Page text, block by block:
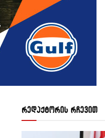
რედაქტორის რჩევით